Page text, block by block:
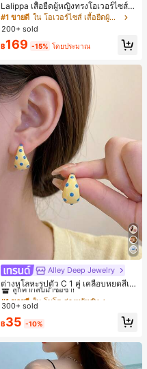
Lalippa เสื้อยืดผู้หญิงทรงโอเวอร์ไซส์ค
วามยาวกลาง คอกลม ไหล่ตก ลายพิมพ์
ตัวอักษรและลายทางแนวตั้ง สไตล์แฟชั่
นมินิมอล ของขวัญให้เพื่อน
#1 ขายดี
ใน โอเวอร์ไซส์ เสื้อยืดผู้หญิง
200+ sold
฿169 -15% โดยประมาณ
Alley Deep Jewelry
ต่างหูโลหะรูปตัว C 1 คู่ เคลือบหยดสีเห
ลือง ลายจุดสีน้ำเงิน สไตล์ยุโรปและอเม
ริกัน แฟชั่นส่วนตัว หวานและสง่างาม
ดินทาง งานแต่งงาน ปาร์ตี้ วันเกิด ของ
#1 ขายดี ใน โบโฮ ต่างหูผู้หญิง
ลูกค้ากลับมาซื้อซ้ำ!
เกือบหมดแล้ว!
#1 ขายดี ใน โบโฮ ต่างหูผู้หญิง
ลูกค้ากลับมาซื้อซ้ำ!
เกือบหมดแล้ว!
#1 ขายดี ใน โบโฮ ต่างหูผู้หญิง
ลูกค้ากลับมาซื้อซ้ำ!
เกือบหมดแล้ว!
#1 ขายดี
ใน โบโฮ ต่างหูผู้หญิง
เกือบหมดแล้ว!
300+ sold
฿35 -10%